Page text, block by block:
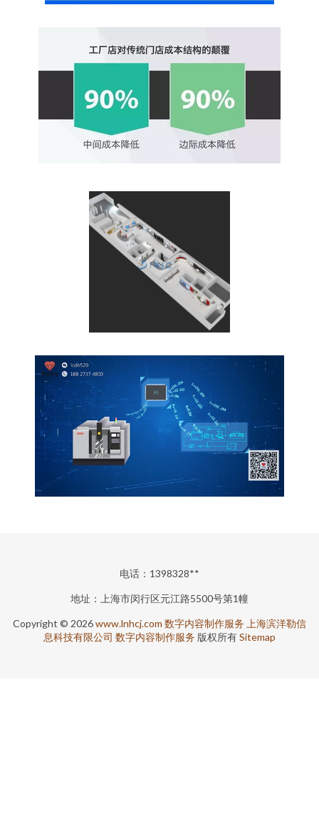
电话：1398328**
地址：上海市闵行区元江路5500号第1幢
Copyright © 2026www.lnhcj.com 数字内容制作服务 上海滨洋勒信
息科技有限公司 数字内容制作服务 版权所有Sitemap